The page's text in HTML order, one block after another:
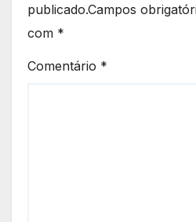
publicado.Campos
com *
Comentário *